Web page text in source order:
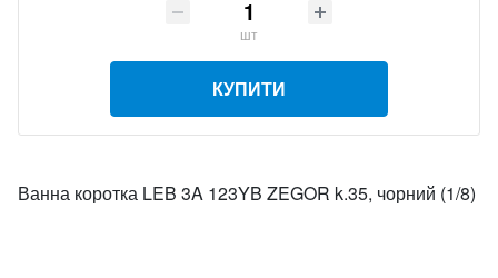
шт
КУПИТИ
Ванна коротка LEB 3A 123YB ZEGOR k.35, чорний (1/8)